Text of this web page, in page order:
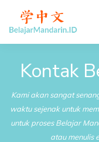
Kontak
Kami akan sangat
waktu sejenak untuk
untuk proses Belajar
atau menulis